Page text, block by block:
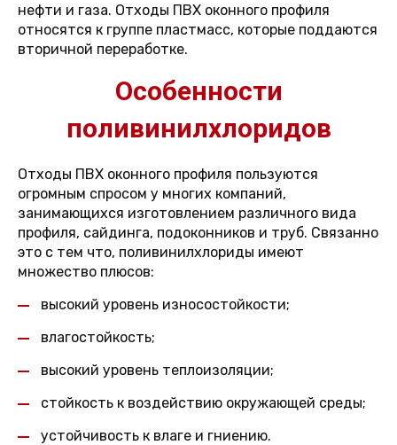
нефти и газа. Отходы ПВХ оконного профиля
относятся к группе пластмасс, которые поддаются
вторичной переработке.
Особенности
поливинилхлоридов
Отходы ПВХ оконного профиля пользуются
огромным спросом у многих компаний,
занимающихся изготовлением различного вида
профиля, сайдинга, подоконников и труб. Связанно
это с тем что, поливинилхлориды имеют
множество плюсов:
высокий уровень износостойкости;
влагостойкость;
высокий уровень теплоизоляции;
стойкость к воздействию окружающей среды;
устойчивость к влаге и гниению.